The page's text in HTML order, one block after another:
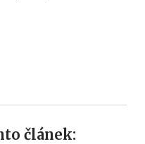
článek: